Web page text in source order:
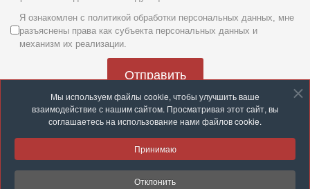
Мы используем файлы cookie, чтобы улучшить ваше
взаимодействие с нашим сайтом. Просматривая этот сайт, вы
соглашаетесь на использование нами файлов cookie.
Принимаю
Отклонить
Условия обслуживания *
Я ознакомлен с политикой обработки персональных данных, мне
разъяснены права как субъекта персональных данных и
механизм их реализации.
Отправить
© 2026 ООО «Группа компаний «Строй с нами»